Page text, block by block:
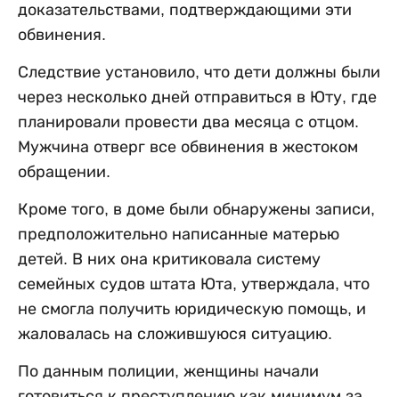
доказательствами, подтверждающими эти
обвинения.
Следствие установило, что дети должны были
через несколько дней отправиться в Юту, где
планировали провести два месяца с отцом.
Мужчина отверг все обвинения в жестоком
обращении.
Кроме того, в доме были обнаружены записи,
предположительно написанные матерью
детей. В них она критиковала систему
семейных судов штата Юта, утверждала, что
не смогла получить юридическую помощь, и
жаловалась на сложившуюся ситуацию.
По данным полиции, женщины начали